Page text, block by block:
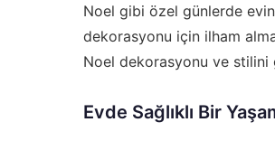
Noel gibi özel günlerde
dekorasyonu için ilham
Noel dekorasyonu ve stilini
Evde Sağlıklı Bir